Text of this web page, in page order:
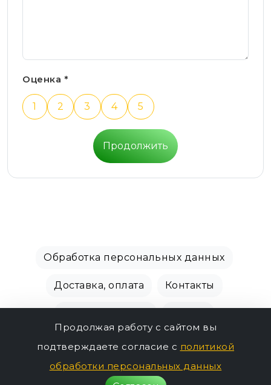
Оценка *
1 2 3 4 5
Продолжить
Обработка персональных данных
Доставка, оплата Контакты
Продолжая работу с сайтом вы
подтверждаете согласие с политикой
обработки персональных данных